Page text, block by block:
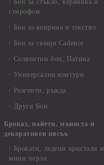
Бои за стъкло, керамика и
стирофом
Бои за коприна и текстил
Бои за свещи Cadence
Солвентни бои, Патина
Универсални контури
Реагенти, ръжда
Други Бои
Брокат, пайети, мъниста и
декоративен пясък
Брокати, ледени кристали и
мини перли